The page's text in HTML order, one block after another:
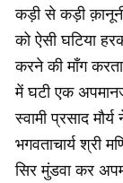
कड़ी से कड़ी
को ऐसी घटिया
करने की माँग
में घटी एक
स्वामी प्रसाद
भगवताचार्य श्री
सिर मुंडवा कर